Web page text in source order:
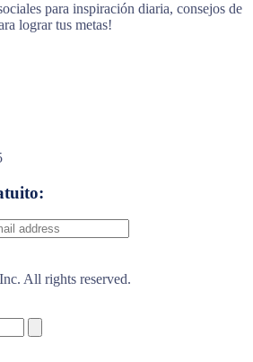
para inspiración diaria, consejos de
lograr tus metas!
All rights reserved.